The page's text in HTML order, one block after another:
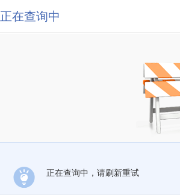
正在查询中
正在查询中，请刷新重试